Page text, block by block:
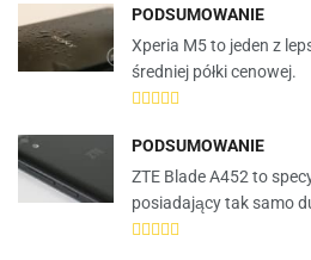
PODSUMOWANIE
Xperia M5 to jeden z
średniej półki cenowej.
PODSUMOWANIE
ZTE Blade A452 to
posiadający tak samo